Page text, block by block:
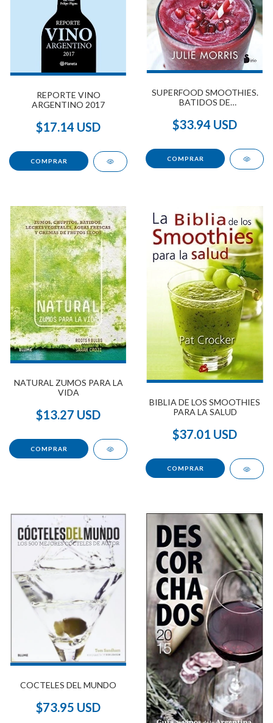
REPORTE VINO
ARGENTINO 2017
$17.14 USD
SUPERFOOD SMOOTHIES.
BATIDOS DE
$33.94 USD
NATURAL ZUMOS PARA LA
VIDA
$13.27 USD
BIBLIA DE LOS SMOOTHIES
PARA LA SALUD
$37.01 USD
COCTELES DEL MUNDO
$73.95 USD